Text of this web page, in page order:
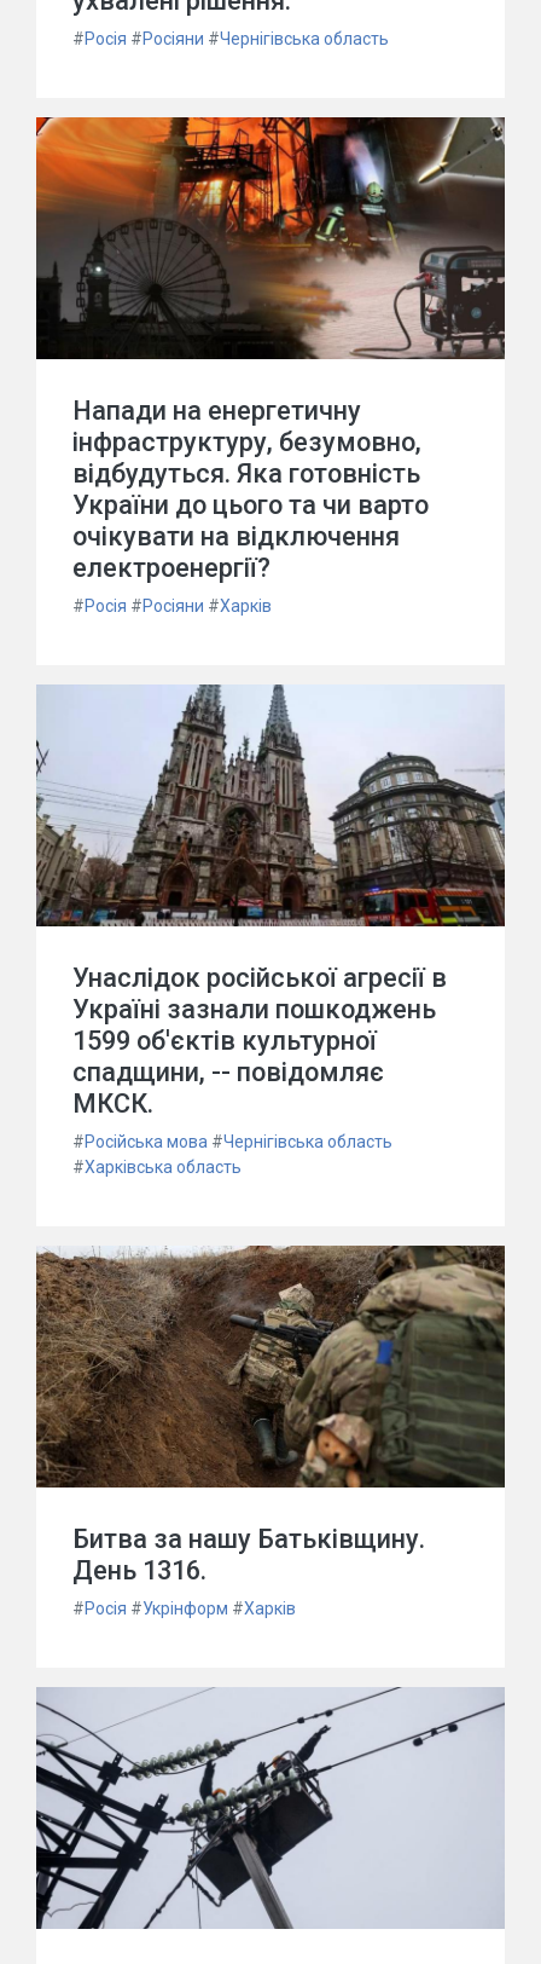
#Росія #Росіяни #Чернігівська область
Напади на енергетичну
інфраструктуру, безумовно,
відбудуться. Яка готовність
України до цього та чи варто
очікувати на відключення
електроенергії?
#Росія #Росіяни #Харків
Унаслідок російської агресії в
Україні зазнали пошкоджень
1599 об'єктів культурної
спадщини, -- повідомляє
МКСК.
#Російська мова #Чернігівська область
#Харківська область
Битва за нашу Батьківщину.
День 1316.
#Росія #Укрінформ #Харків